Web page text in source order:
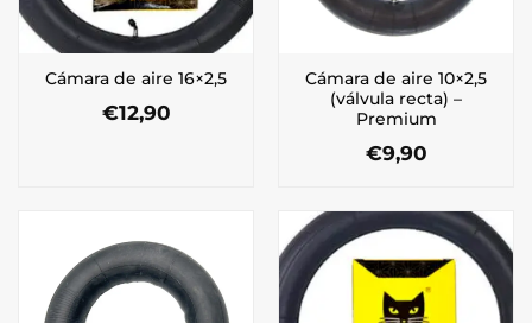
Cámara de aire 16×2,5
€12,90
Cámara de aire 10×2,5
(válvula recta) –
Premium
€9,90